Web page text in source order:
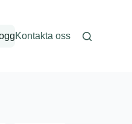
Kontakta oss